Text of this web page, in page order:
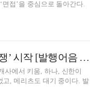
접’을 중심으로 돌아간다.
100조 시장 열린 발행어음…증권사 ‘조달 경쟁’ 시작 [발행어음 2.0 비교 분석 (2)]
사에서 키움, 하나, 신한이
고, 메리츠도 대기 중이다. 발